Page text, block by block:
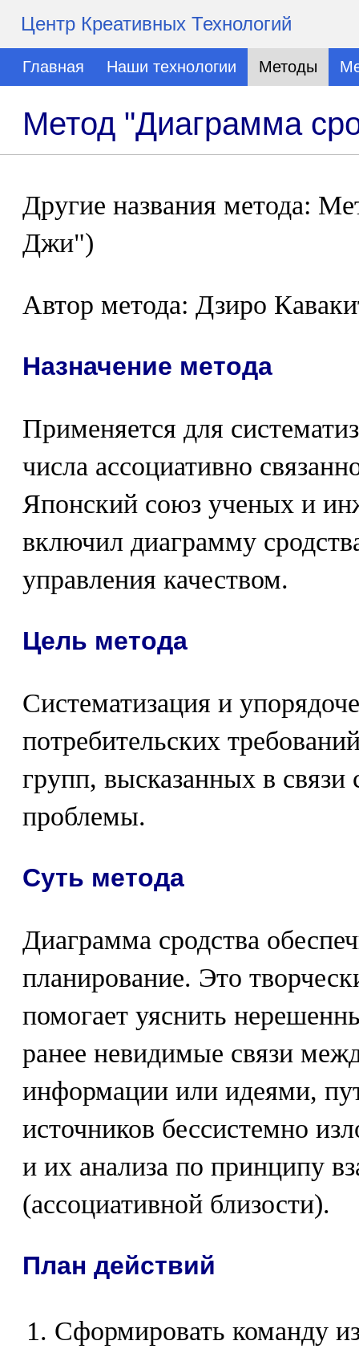
Центр Креативных Технологий
Главная Наши технологии Методы
Метод "Диаграмма
Другие названия метода:
Джи")
Автор метода: Дзиро
Назначение метода
Применяется для
числа ассоциативно
Японский союз ученых и
включил диаграмму
управления качеством.
Цель метода
Систематизация и
потребительских
групп, высказанных в
проблемы.
Суть метода
Диаграмма сродства
планирование. Это
помогает уяснить
ранее невидимые связи
информации или идеями,
источников бессистемно
и их анализа по принципу
(ассоциативной близости).
План действий
Сформировать команду